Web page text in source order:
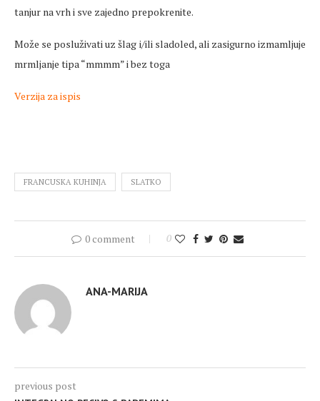
tanjur na vrh i sve zajedno prepokrenite.
Može se posluživati uz šlag i/ili sladoled, ali zasigurno izmamljuje
mrmljanje tipa “mmmm” i bez toga
Verzija za ispis
FRANCUSKA KUHINJA SLATKO
0 comment 0
ANA-MARIJA
previous post